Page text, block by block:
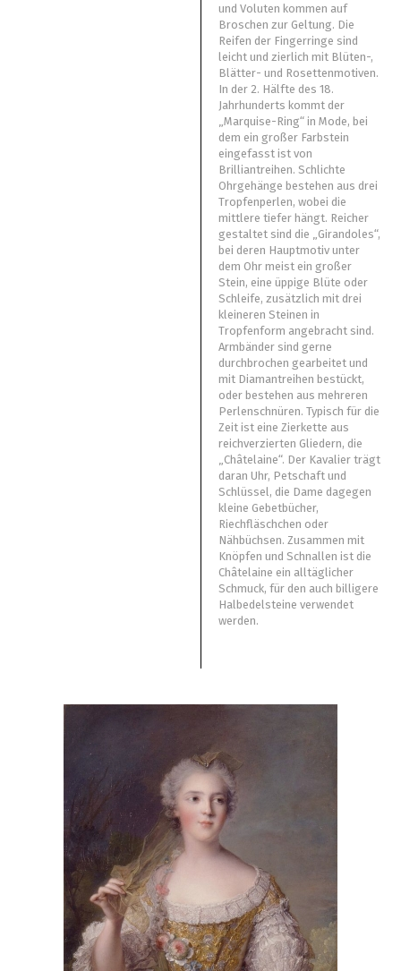
und Voluten kommen auf
Broschen zur Geltung. Die
Reifen der Fingerringe sind
leicht und zierlich mit Blüten-,
Blätter- und Rosettenmotiven.
In der 2. Hälfte des 18.
Jahrhunderts kommt der
„Marquise-Ring“ in Mode, bei
dem ein großer Farbstein
eingefasst ist von
Brilliantreihen. Schlichte
Ohrgehänge bestehen aus drei
Tropfenperlen, wobei die
mittlere tiefer hängt. Reicher
gestaltet sind die „Girandoles“,
bei deren Hauptmotiv unter
dem Ohr meist ein großer
Stein, eine üppige Blüte oder
Schleife, zusätzlich mit drei
kleineren Steinen in
Tropfenform angebracht sind.
Armbänder sind gerne
durchbrochen gearbeitet und
mit Diamantreihen bestückt,
oder bestehen aus mehreren
Perlenschnüren. Typisch für die
Zeit ist eine Zierkette aus
reichverzierten Gliedern, die
„Châtelaine“. Der Kavalier trägt
daran Uhr, Petschaft und
Schlüssel, die Dame dagegen
kleine Gebetbücher,
Riechfläschchen oder
Nähbüchsen. Zusammen mit
Knöpfen und Schnallen ist die
Châtelaine ein alltäglicher
Schmuck, für den auch billigere
Halbedelsteine verwendet
werden.